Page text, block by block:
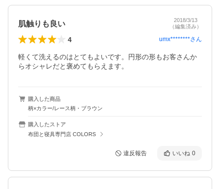
肌触りも良い
2018/3/13
（編集済み）
4 umx********さん
軽くて洗えるのはとてもよいです。円形の形もお客さんか
らオシャレだと褒めてもらえます。
購入した商品
柄×カラー/レース柄・ブラウン
購入したストア
布団と寝具専門店 COLORS
違反報告 いいね 0